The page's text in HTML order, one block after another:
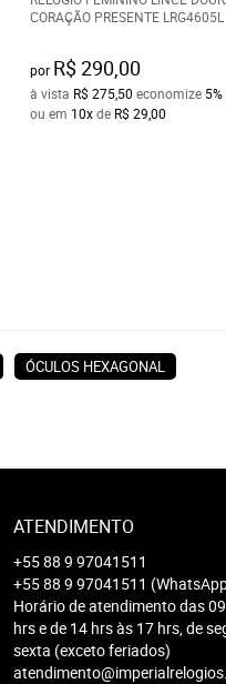
CORAÇÃO PRESENTE LRG4605L
por R$ 290,00
à vista R$ 275,50 economize 5%
ou em 10xde R$ 29,00
ÓCULOS HEXAGONAL
ATENDIMENTO
+55 88 9 97041511
+55 88 9 97041511
Horário de atendimento das
hrs e de 14 hrs às 17 hrs, de
sexta (exceto feriados)